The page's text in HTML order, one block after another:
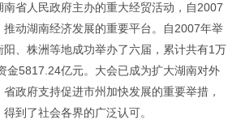
省人民政府主办的重大经贸活动，自2007
动湖南经济发展的重要平台。
自2007年举
、株洲等地成功举办了六届，累计共有1万
金5817.24亿元。大会已成为扩大湖南对外
政府支持促进市州加快发展的重要举措，
到了社会各界的广泛认可。